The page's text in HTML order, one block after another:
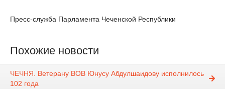
Пресс-служба Парламента Чеченской Республики
Похожие новости
ЧЕЧНЯ. Ветерану ВОВ Юнусу Абдулшаидову исполнилось
102 года